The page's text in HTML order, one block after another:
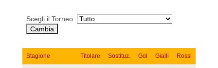
Scegli il Torneo:
Stagione Titolare Sostituz. Gol Gialli Rossi